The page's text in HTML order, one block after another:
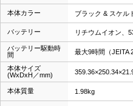
本体カラー ブラック & スケル
バッテリー リチウムイオン、
バッテリー駆動時
間
最大9時間（JEITA
本体サイズ
(WxDxH／mm)
本体質量 1.98kg